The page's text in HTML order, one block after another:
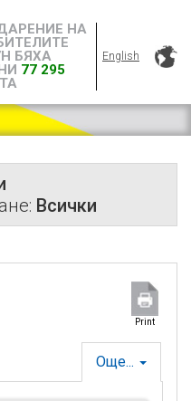
НА
БЯХА
77 295
English
Всички
Print
Още...